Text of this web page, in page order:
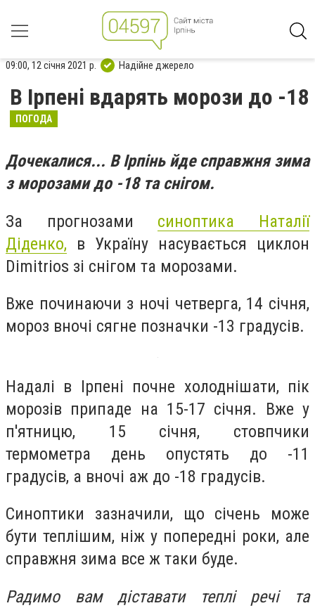
09:00, 12 січня 2021 р. Надійне джерело
В Ірпені вдарять морози до -18
ПОГОДА
Дочекалися... В Ірпінь йде справжня зима
з морозами до -18 та снігом.
За прогнозами синоптика Наталії
Діденко, в Україну насувається циклон
Dimitrios зі снігом та морозами.
Вже починаючи з ночі четверга, 14 січня,
мороз вночі сягне позначки -13 градусів.
Надалі в Ірпені почне холоднішати, пік
морозів припаде на 15-17 січня. Вже у
п'ятницю, 15 січня, стовпчики
термометра день опустять до -11
градусів, а вночі аж до -18 градусів.
Синоптики зазначили, що січень може
бути теплішим, ніж у попередні роки, але
справжня зима все ж таки буде.
Радимо вам діставати теплі речі та